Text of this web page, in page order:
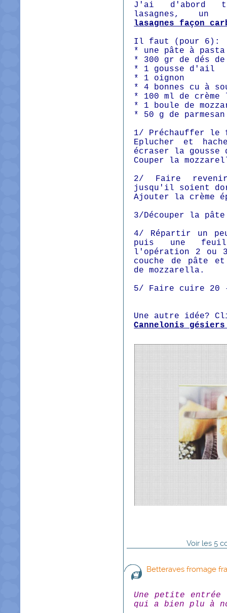
J'ai d'abord
lasagnes,
lasagnes façon
Il faut (pour 6):
* une pâte à pasta
* 300 gr de dés
* 1 gousse d'ail
* 1 oignon
* 4 bonnes cu à
* 100 ml de
* 1 boule de
* 50 g de
1/ Préchauffer le
Eplucher et
écraser la
Couper la
2/ Faire
jusqu'il soient
Ajouter la crème
3/Découper la
4/ Répartir un
puis une
l'opération 2 ou
couche de pâte
de mozzarella.
5/ Faire cuire 20
Une autre idée?
Cannelonis gésiers
Voir les 5
Betteraves fromage
Une petite
qui a bien plu à